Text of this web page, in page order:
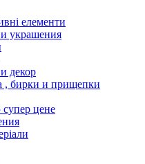
елементи
украшения
декор
, бирки и прищепки
цене